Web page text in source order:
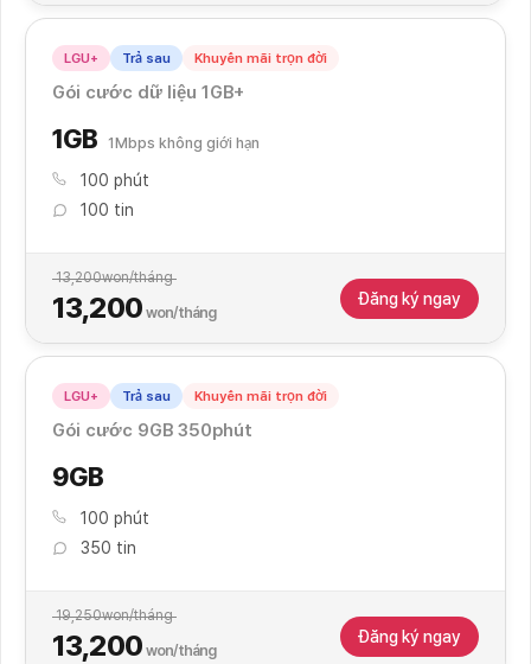
LGU+ Trả sau Khuyến mãi trọn đời
Gói cước dữ liệu 1GB+
1GB 1Mbps không giới hạn
100 phút
100 tin
13,200won/tháng
13,200 won/tháng
Đăng ký ngay
LGU+ Trả sau Khuyến mãi trọn đời
Gói cước 9GB 350phút
9GB
100 phút
350 tin
19,250won/tháng
13,200 won/tháng
Đăng ký ngay